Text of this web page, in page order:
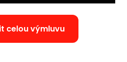
celou výmluvu